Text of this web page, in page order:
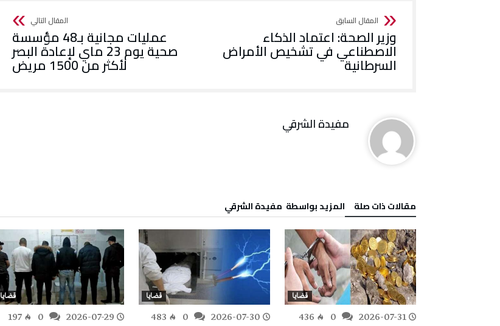
وزير الصحة: اعتماد الذكاء
الاصطناعي في تشخيص الأمراض
السرطانية
عمليات مجانية بـ48 مؤسسة
صحية يوم 23 ماي لإعادة البصر
لأكثر من 1500 مريض
مفيدة الشرقي
‫مقالات ذات صلة‬ ‫‫المزيد بواسطة‬ ‬ مفيدة الشرقي
قضايا
2026-07-31
436
قضايا
2026-07-30
483
قضايا
2026-07-29
197